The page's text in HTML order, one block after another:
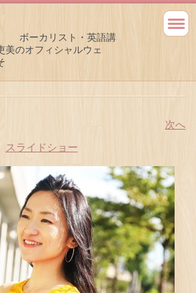
ボーカリスト・英語講
フィシャルウェ
次へ
スライドショー